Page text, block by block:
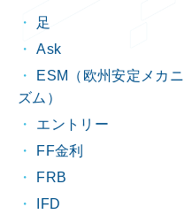
足
Ask
ESM（欧州安定メカニ
ズム）
エントリー
FF金利
FRB
IFD